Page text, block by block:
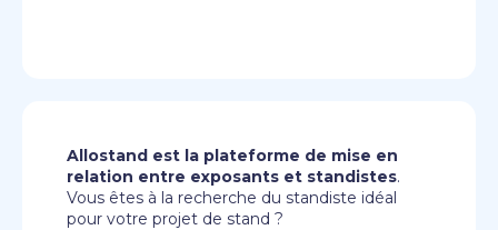
Allostand est la plateforme de mise en
relation entre exposants et standistes.
Vous êtes à la recherche du standiste idéal
pour votre projet de stand ?